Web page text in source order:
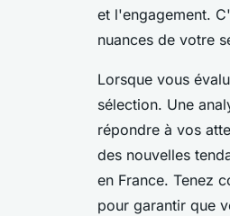
et l'engagement.
nuances de votre
Lorsque vous
sélection. Une
répondre à vos
des nouvelles
en France. Tenez
pour garantir que